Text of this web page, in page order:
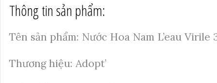
Thông tin sản phẩm:
Tên sản phẩm: Nước Hoa Nam L’eau Virile
Thương hiệu: Adopt’